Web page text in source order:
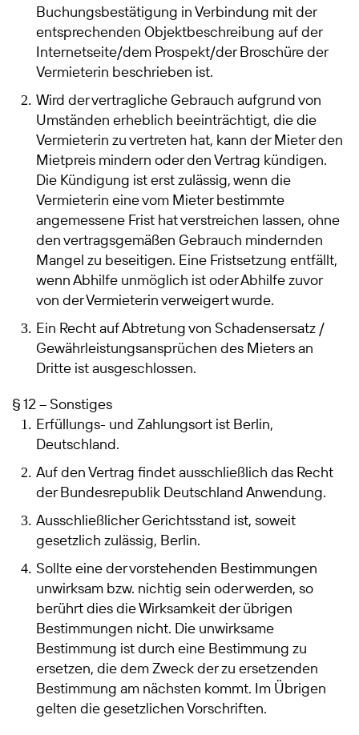
Buchungsbestätigung in Verbindung mit der
entsprechenden Objektbeschreibung auf der
Internetseite/dem Prospekt/der Broschüre der
Vermieterin beschrieben ist.
Wird der vertragliche Gebrauch aufgrund von
Umständen erheblich beeinträchtigt, die die
Vermieterin zu vertreten hat, kann der Mieter den
Mietpreis mindern oder den Vertrag kündigen.
Die Kündigung ist erst zulässig, wenn die
Vermieterin eine vom Mieter bestimmte
angemessene Frist hat verstreichen lassen, ohne
den vertragsgemäßen Gebrauch mindernden
Mangel zu beseitigen. Eine Fristsetzung entfällt,
wenn Abhilfe unmöglich ist oder Abhilfe zuvor
von der Vermieterin verweigert wurde.
Ein Recht auf Abtretung von Schadensersatz /
Gewährleistungsansprüchen des Mieters an
Dritte ist ausgeschlossen.
§ 12 – Sonstiges
Erfüllungs- und Zahlungsort ist Berlin,
Deutschland.
Auf den Vertrag findet ausschließlich das Recht
der Bundesrepublik Deutschland Anwendung.
Ausschließlicher Gerichtsstand ist, soweit
gesetzlich zulässig, Berlin.
Sollte eine der vorstehenden Bestimmungen
unwirksam bzw. nichtig sein oder werden, so
berührt dies die Wirksamkeit der übrigen
Bestimmungen nicht. Die unwirksame
Bestimmung ist durch eine Bestimmung zu
ersetzen, die dem Zweck der zu ersetzenden
Bestimmung am nächsten kommt. Im Übrigen
gelten die gesetzlichen Vorschriften.